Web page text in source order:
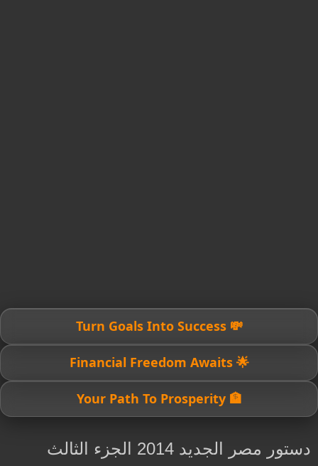
💸 Turn Goals Into Success
🌟 Financial Freedom Awaits
🏦 Your Path To Prosperity
دستور مصر الجديد 2014 الجزء الثالث